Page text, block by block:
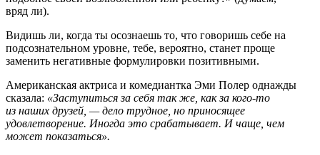
вряд ли).
Видишь ли, когда ты осознаешь то, что говоришь себе на
подсознательном уровне, тебе, вероятно, станет проще
заменить негативные формулировки позитивными.
Американская актриса и комедиантка Эми Полер однажды
сказала: «Заступиться за себя так же, как за кого-то
из наших друзей, — дело трудное, но приносящее
удовлетворение. Иногда это срабатывает. И чаще, чем
может показаться».